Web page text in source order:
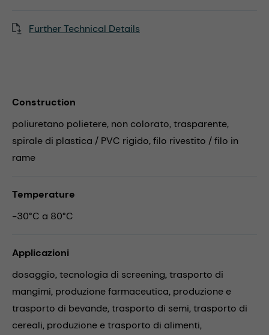
Further Technical Details
Construction
poliuretano polietere, non colorato, trasparente,
spirale di plastica / PVC rigido, filo rivestito / filo in
rame
Temperature
-30°C a 80°C
Applicazioni
dosaggio,tecnologia di screening,trasporto di
mangimi, produzione farmaceutica, produzione e
trasporto di bevande,trasporto di semi,trasporto di
cereali, produzione e trasporto di alimenti,